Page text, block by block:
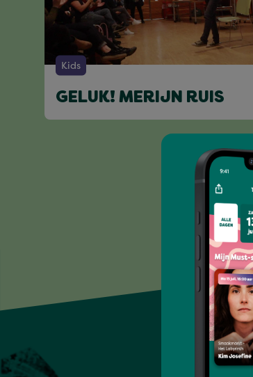
Kids
GELUK! MERIJN RUIS